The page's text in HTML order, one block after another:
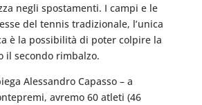
negli spostamenti. I campi e le
del tennis tradizionale, l’unica
è la possibilità di poter colpire la
il secondo rimbalzo.
Alessandro Capasso – a
avremo 60 atleti (46